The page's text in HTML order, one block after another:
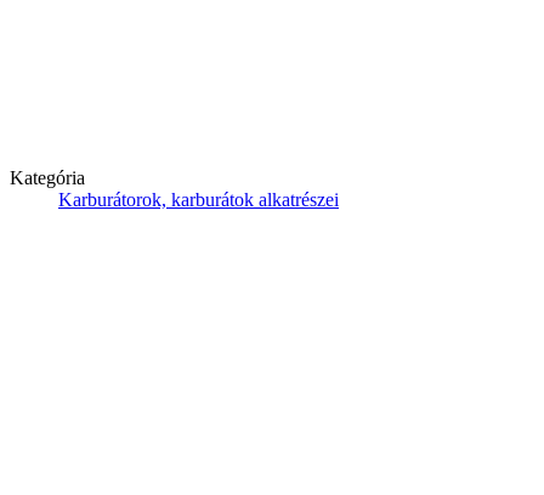
Kategória
Karburátorok, karburátok alkatrészei